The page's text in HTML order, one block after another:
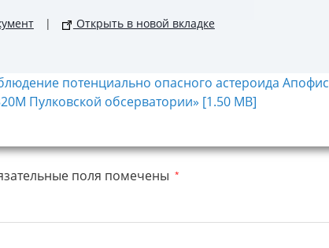
| Открыть в новой вкладке
потенциально опасного астероида Апофис
Пулковской обсерватории» [1.50 MB]
поля помечены *